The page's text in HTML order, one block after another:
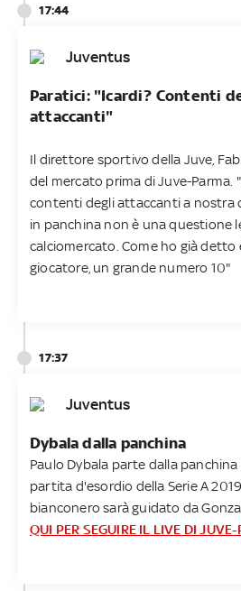
17:44
Juventus
Paratici: "Icardi? Contenti
attaccanti"
Il direttore sportivo della Juve,
del mercato prima di Juve-Parma.
contenti degli attaccanti a nostra
in panchina non è una questione
calciomercato. Come ho già detto
giocatore, un grande numero 10"
17:37
Juventus
Dybala dalla panchina
Paulo Dybala parte dalla
partita d'esordio della Serie A
bianconero sarà guidato da
QUI PER SEGUIRE IL LIVE DI